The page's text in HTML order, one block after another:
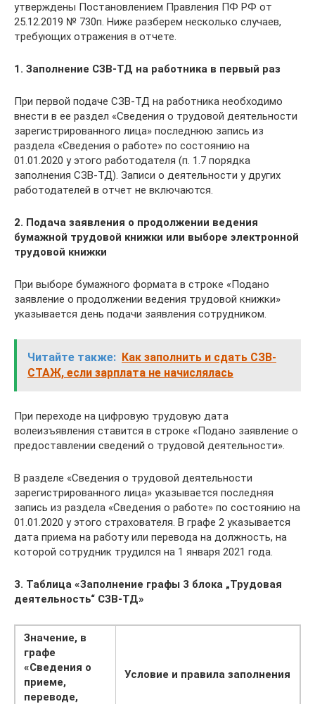
утверждены Постановлением Правления ПФ РФ от
25.12.2019 № 730п. Ниже разберем несколько случаев,
требующих отражения в отчете.
1. Заполнение СЗВ-ТД на работника в первый раз
При первой подаче СЗВ-ТД на работника необходимо
внести в ее раздел «Сведения о трудовой деятельности
зарегистрированного лица» последнюю запись из
раздела «Сведения о работе» по состоянию на
01.01.2020 у этого работодателя (п. 1.7 порядка
заполнения СЗВ-ТД). Записи о деятельности у других
работодателей в отчет не включаются.
2. Подача заявления о продолжении ведения
бумажной трудовой книжки или выборе электронной
трудовой книжки
При выборе бумажного формата в строке «Подано
заявление о продолжении ведения трудовой книжки»
указывается день подачи заявления сотрудником.
Читайте также: Как заполнить и сдать СЗВ-
СТАЖ, если зарплата не начислялась
При переходе на цифровую трудовую дата
волеизъявления ставится в строке «Подано заявление о
предоставлении сведений о трудовой деятельности».
В разделе «Сведения о трудовой деятельности
зарегистрированного лица» указывается последняя
запись из раздела «Сведения о работе» по состоянию на
01.01.2020 у этого страхователя. В графе 2 указывается
дата приема на работу или перевода на должность, на
которой сотрудник трудился на 1 января 2021 года.
3. Таблица «Заполнение графы 3 блока „Трудовая
деятельность“ СЗВ-ТД»
Значение, в
графе
«Сведения о
приеме,
переводе,
Условие и правила заполнения